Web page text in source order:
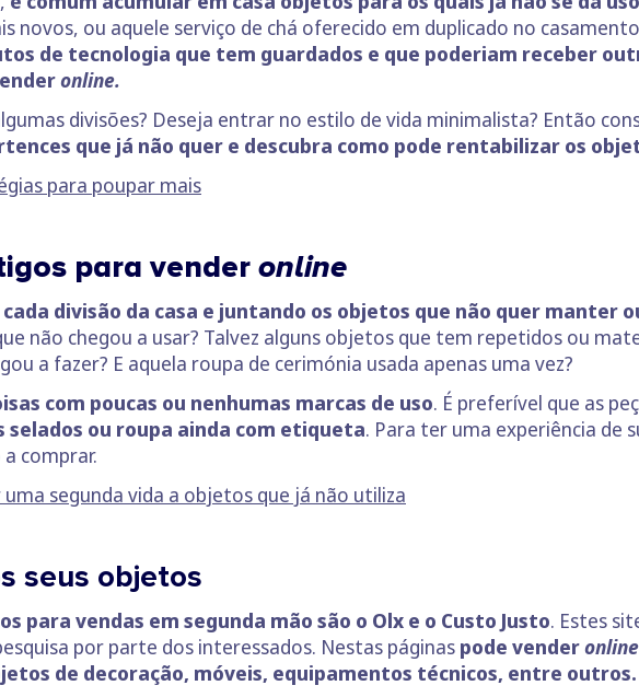
novos, ou aquele serviço de chá oferecido em duplicado no
de tecnologia que tem guardados e que poderiam receber
online.
divisões? Deseja entrar no estilo de vida minimalista? Então
que já não quer e descubra como pode rentabilizar os
para poupar mais
para vender online
cada divisão da casa e juntando os objetos que não quer manter
não chegou a usar? Talvez alguns objetos que tem repetidos ou
a fazer? E aquela roupa de cerimónia usada apenas uma vez?
com poucas ou nenhumas marcas de uso. É preferível que as
selados ou roupa ainda com etiqueta. Para ter uma experiência de
comprar.
uma segunda vida a objetos que já não utiliza
seus objetos
para vendas em segunda mão são o Olx e o Custo Justo. Estes
por parte dos interessados. Nestas páginas pode venderonline
de decoração, móveis, equipamentos técnicos, entre outros.